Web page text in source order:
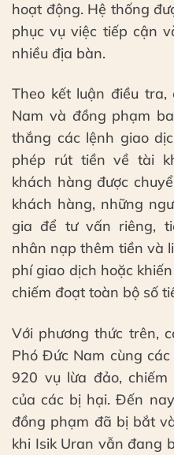
hoạt động. Hệ thống
phục vụ việc tiếp cận
nhiều địa bàn.
Theo kết luận điều
Nam và đồng phạm
thắng các lệnh giao
phép rút tiền về tài
khách hàng được
khách hàng, những
gia để tư vấn riêng,
nhân nạp thêm tiền và
phí giao dịch hoặc
chiếm đoạt toàn bộ số
Với phương thức trên,
Phó Đức Nam cùng
920 vụ lừa đảo,
của các bị hại. Đến
đồng phạm đã bị bắt
khi Isik Uran vẫn đang